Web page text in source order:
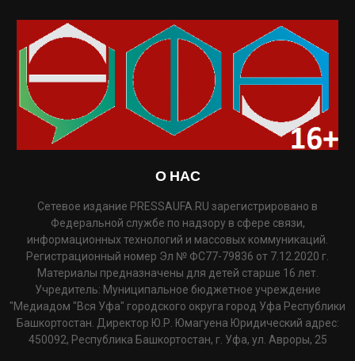
О НАС
Сетевое издание PRESSAUFA.RU зарегистрировано в
Федеральной службе по надзору в сфере связи,
информационных технологий и массовых коммуникаций.
Регистрационный номер Эл № ФС77-79836 от 7.12.2020 г.
Материалы предназначены для детей старше 16 лет.
Учредитель: Муниципальное бюджетное учреждение
"Медиадом "Вся Уфа" городского округа город Уфа Республики
Башкортостан. Директор Ю.Р. Юмагуена Юридический адрес:
450092, Республика Башкортостан, г. Уфа, ул. Авроры, 25